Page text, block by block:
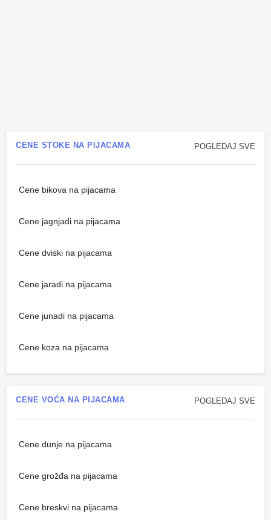
POGLEDAJ SVE
CENE STOKE NA PIJACAMA
Cene bikova na pijacama
Cene jagnjadi na pijacama
Cene dviski na pijacama
Cene jaradi na pijacama
Cene junadi na pijacama
Cene koza na pijacama
POGLEDAJ SVE
CENE VOĆA NA PIJACAMA
Cene dunje na pijacama
Cene grožđa na pijacama
Cene breskvi na pijacama